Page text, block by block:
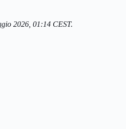
2026, 01:14 CEST.